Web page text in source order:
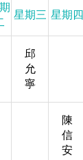
星期三 星期四
邱
允
寧
陳
信
安